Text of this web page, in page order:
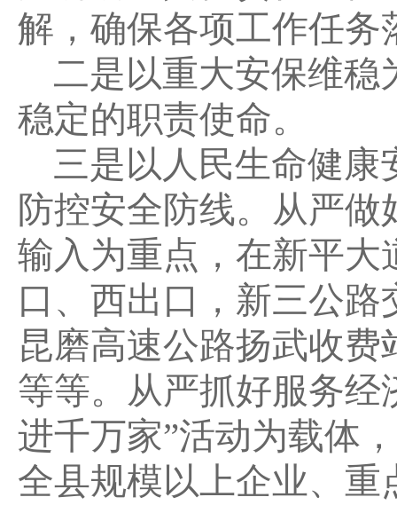
解，确保各项工作任务
二是以重大安保维稳
稳定的职责使命。
三是以人民生命健
防控安全防线。从严
输入为重点，在新平
口、西出口，新三公
昆磨高速公路扬武收
等等。从严抓好服务经
进千万家”活动为载体
全县规模以上企业、